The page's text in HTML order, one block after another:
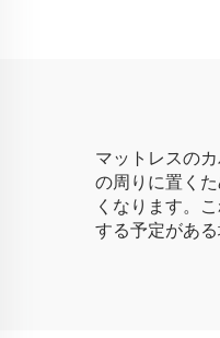
マットレスの
の周りに置く
くなります。
する予定があ